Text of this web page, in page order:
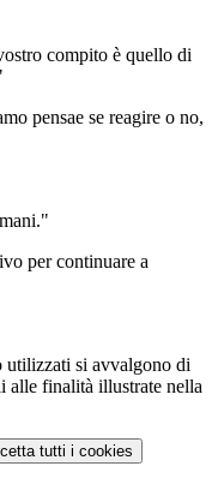
compito è quello di
pensae se reagire o no,
per continuare a
utilizzati si avvalgono di
alle finalità illustrate nella
tutti i cookies